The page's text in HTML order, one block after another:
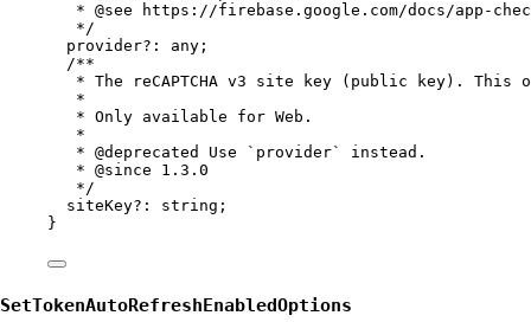
* @see
https://firebase.google.com/docs/app-
*/
provider?: any ;
/**
* The reCAPTCHA v3 site key (public key).
*
* Only available for Web.
*
* @deprecated
Use `provider` instead.
* @since 1.3.0
*/
siteKey?: string ;
}
SetTokenAutoRefreshEnabledOptions